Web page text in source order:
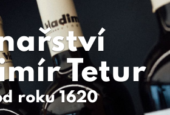
Tetur
roku 1620